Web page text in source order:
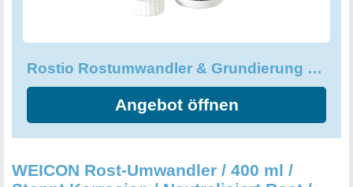
Rostio Rostumwandler & Grundierung - Rostkonverter mit Pinsel
Angebot öffnen
WEICON Rost-Umwandler / 400 ml /